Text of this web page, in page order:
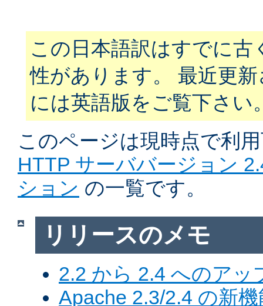
この日本語訳はすでに古
性があります。 最近更
には英語版をご覧下さい
このページは現時点で利
HTTP サーババージョン
ション の一覧です。
リリースのメモ
2.2 から 2.4 へのアッ
Apache 2.3/2.4 の新機